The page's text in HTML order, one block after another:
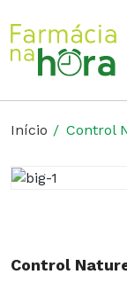
Início Control
Control